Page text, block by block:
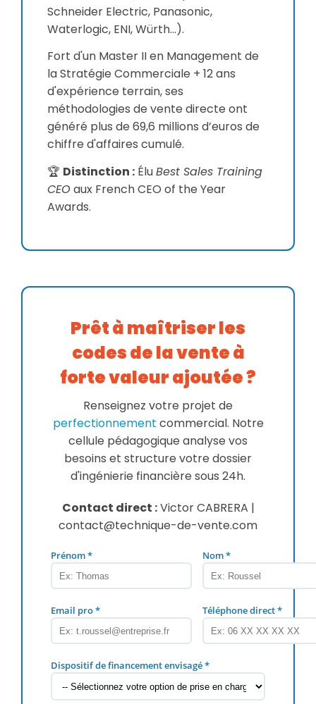
Schneider Electric, Panasonic,
Waterlogic, ENI, Würth...).
Fort d'un Master II en Management de
la Stratégie Commerciale + 12 ans
d'expérience terrain, ses
méthodologies de vente directe ont
généré plus de 69,6 millions d’euros de
chiffre d'affaires cumulé.
🏆 Distinction : ÉluBest Sales Training
CEO aux French CEO of the Year
Awards.
Prêt à maîtriser les
codes de la vente à
forte valeur ajoutée ?
Renseignez votre projet de
perfectionnement commercial. Notre
cellule pédagogique analyse vos
besoins et structure votre dossier
d'ingénierie financière sous 24h.
Contact direct :Victor CABRERA |
contact@technique-de-vente.com
Prénom * Nom *
Email pro * Téléphone direct *
Dispositif de financement envisagé *